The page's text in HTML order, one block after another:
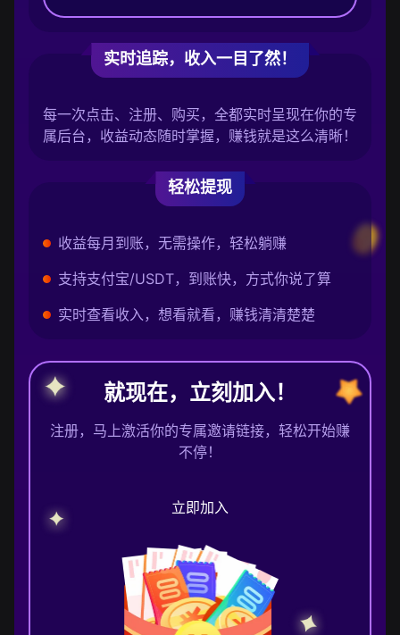
实时追踪，收入一目了然！
每一次点击、注册、购买，全都实时呈现在你的专
属后台，收益动态随时掌握，赚钱就是这么清晰！
轻松提现
收益每月到账，无需操作，轻松躺赚
支持支付宝/USDT，到账快，方式你说了算
实时查看收入，想看就看，赚钱清清楚楚
就现在，立刻加入！
注册，马上激活你的专属邀请链接，轻松开始赚
不停！
立即加入